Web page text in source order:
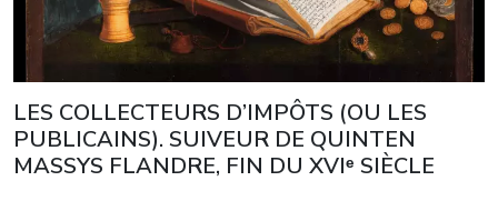
LES COLLECTEURS D’IMPÔTS (OU LES
PUBLICAINS). SUIVEUR DE QUINTEN
MASSYS FLANDRE, FIN DU XVIᵉ SIÈCLE